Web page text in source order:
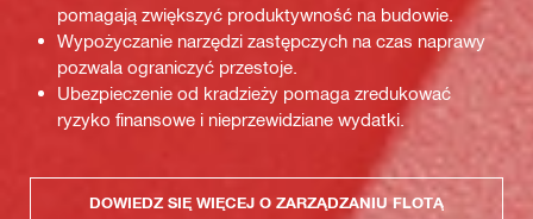
pomagają zwiększyć produktywność na budowie.
Wypożyczanie narzędzi zastępczych na czas naprawy
pozwala ograniczyć przestoje.
Ubezpieczenie od kradzieży pomaga zredukować
ryzyko finansowe i nieprzewidziane wydatki.
DOWIEDZ SIĘ WIĘCEJ O ZARZĄDZANIU FLOTĄ